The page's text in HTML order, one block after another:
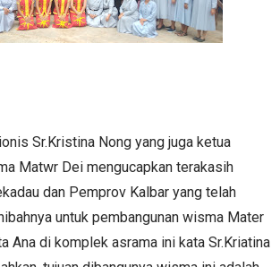
Sr.Kristina Nong yang juga ketua
Matwr Dei mengucapkan terakasih
dan Pemprov Kalbar yang telah
untuk pembangunan wisma Mater
Ana di komplek asrama ini kata Sr.Kriatina